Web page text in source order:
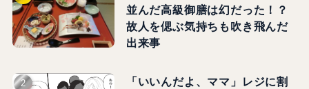
並んだ高級御膳は幻だった！？
故人を偲ぶ気持ちも吹き飛んだ
出来事
「いいんだよ、ママ」レジに割